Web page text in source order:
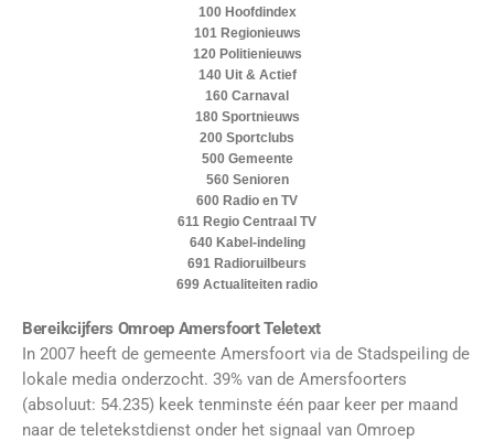
100 Hoofdindex
101 Regionieuws
120 Politienieuws
140 Uit & Actief
160 Carnaval
180 Sportnieuws
200 Sportclubs
500 Gemeente
560 Senioren
600 Radio en TV
611 Regio Centraal TV
640 Kabel-indeling
691 Radioruilbeurs
699 Actualiteiten radio
Bereikcijfers Omroep Amersfoort Teletext
In 2007 heeft de gemeente Amersfoort via de Stadspeiling de
lokale media onderzocht. 39% van de Amersfoorters
(absoluut: 54.235) keek tenminste één paar keer per maand
naar de teletekstdienst onder het signaal van Omroep